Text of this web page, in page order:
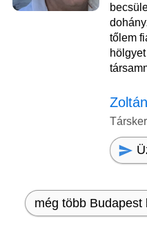
tőlem
Zoltán
még több